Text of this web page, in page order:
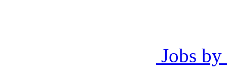
Jobs by